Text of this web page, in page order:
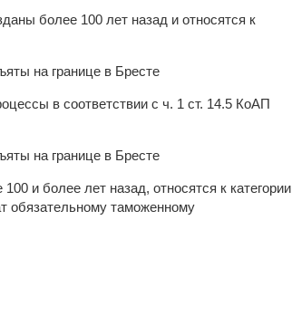
более 100 лет назад и относятся к
в соответствии с ч. 1 ст. 14.5 КоАП
и более лет назад, относятся к категории
обязательному таможенному